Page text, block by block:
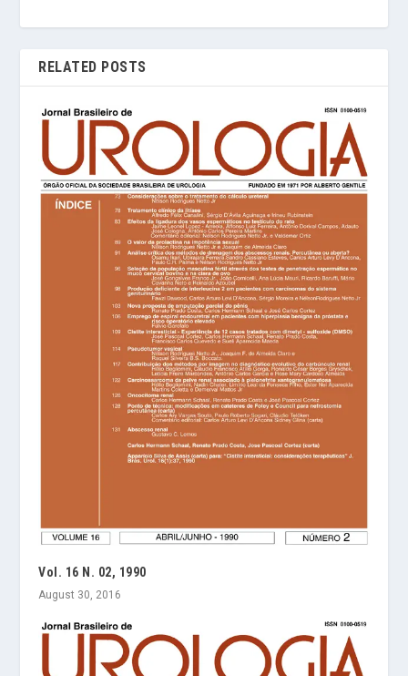
RELATED POSTS
Vol. 16 N. 02, 1990
August 30, 2016